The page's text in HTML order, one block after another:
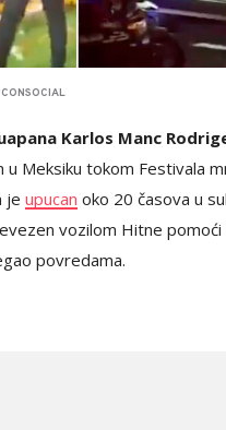
Karlos Manc
u Meksiku tokom Festivala
je upucan oko 20 časova u
vozilom Hitne pomoći
povredama.